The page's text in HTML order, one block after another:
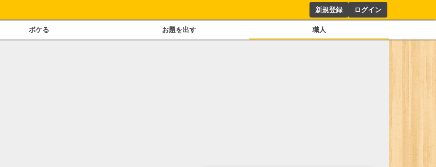
新規登録 ログイン
ボケる お題を出す 職人